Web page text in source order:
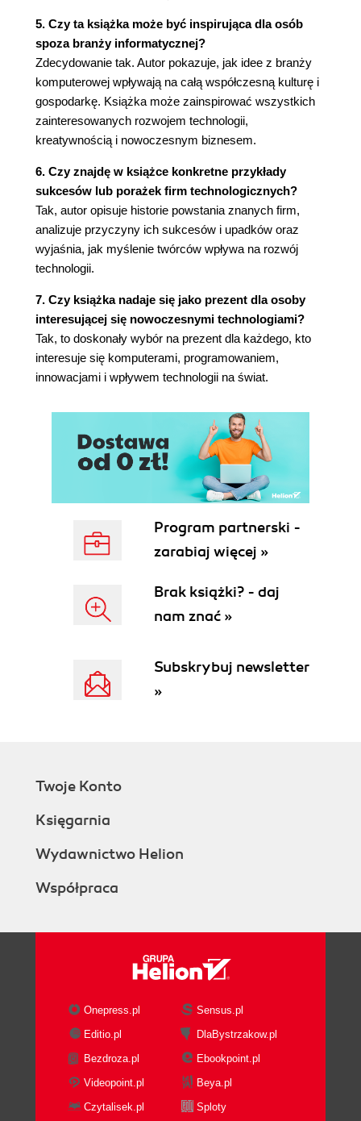
5. Czy ta książka może być inspirująca dla osób
spoza branży informatycznej?
Zdecydowanie tak. Autor pokazuje, jak idee z branży
komputerowej wpływają na całą współczesną kulturę i
gospodarkę. Książka może zainspirować wszystkich
zainteresowanych rozwojem technologii,
kreatywnością i nowoczesnym biznesem.
6. Czy znajdę w książce konkretne przykłady
sukcesów lub porażek firm technologicznych?
Tak, autor opisuje historie powstania znanych firm,
analizuje przyczyny ich sukcesów i upadków oraz
wyjaśnia, jak myślenie twórców wpływa na rozwój
technologii.
7. Czy książka nadaje się jako prezent dla osoby
interesującej się nowoczesnymi technologiami?
Tak, to doskonały wybór na prezent dla każdego, kto
interesuje się komputerami, programowaniem,
innowacjami i wpływem technologii na świat.
Program partnerski -
zarabiaj więcej »
Brak książki? - daj
nam znać »
Subskrybuj newsletter
»
Twoje Konto
Księgarnia
Wydawnictwo Helion
Współpraca
Onepress.pl
Sensus.pl
Editio.pl
DlaBystrzakow.pl
Bezdroza.pl
Ebookpoint.pl
Videopoint.pl
Beya.pl
Czytalisek.pl
Sploty